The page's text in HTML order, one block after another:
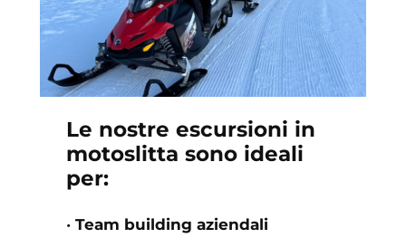
Le nostre escursioni in
motoslitta sono ideali
per:
• Team building aziendali